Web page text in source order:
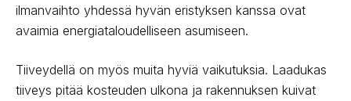
ilmanvaihto yhdessä hyvän eristyksen kanssa ovat
avaimia energiataloudelliseen asumiseen.
Tiiveydellä on myös muita hyviä vaikutuksia. Laadukas
tiiveys pitää kosteuden ulkona ja rakennuksen kuivat